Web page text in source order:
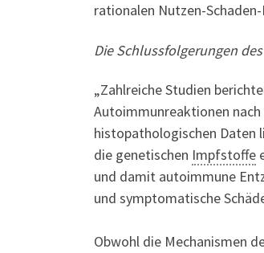
rationalen Nutzen-
Die Schlussfolgerungen
„Zahlreiche Studien
Autoimmunreaktionen nach
histopathologischen Daten
die genetischen Impfstoffe
und damit autoimmune
und symptomatische
Obwohl die Mechanismen